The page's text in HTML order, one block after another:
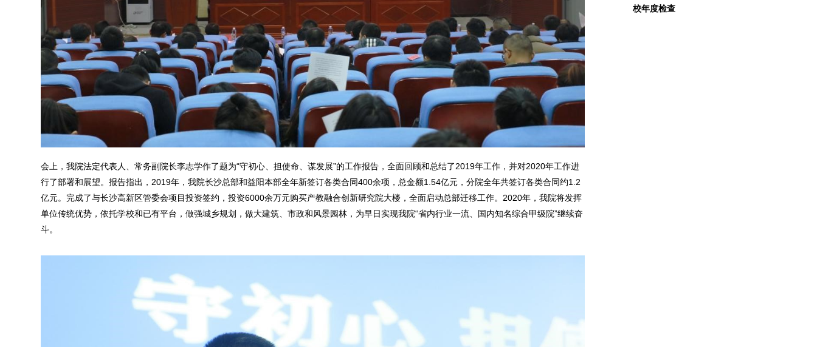
会上，我院法定代表人、常务副院长李志学作了题为“守初心、担使命、谋发展”的工作报告，全面回顾和总结了2019年工作，并对2020年工作进
行了部署和展望。报告指出，2019年，我院长沙总部和益阳本部全年新签订各类合同400余项，总金额1.54亿元，分院全年共签订各类合同约1.2
亿元。完成了与长沙高新区管委会项目投资签约，投资6000余万元购买产教融合创新研究院大楼，全面启动总部迁移工作。2020年，我院将发挥
单位传统优势，依托学校和已有平台，做强城乡规划，做大建筑、市政和风景园林，为早日实现我院“省内行业一流、国内知名综合甲级院”继续奋
斗。
校年度检查